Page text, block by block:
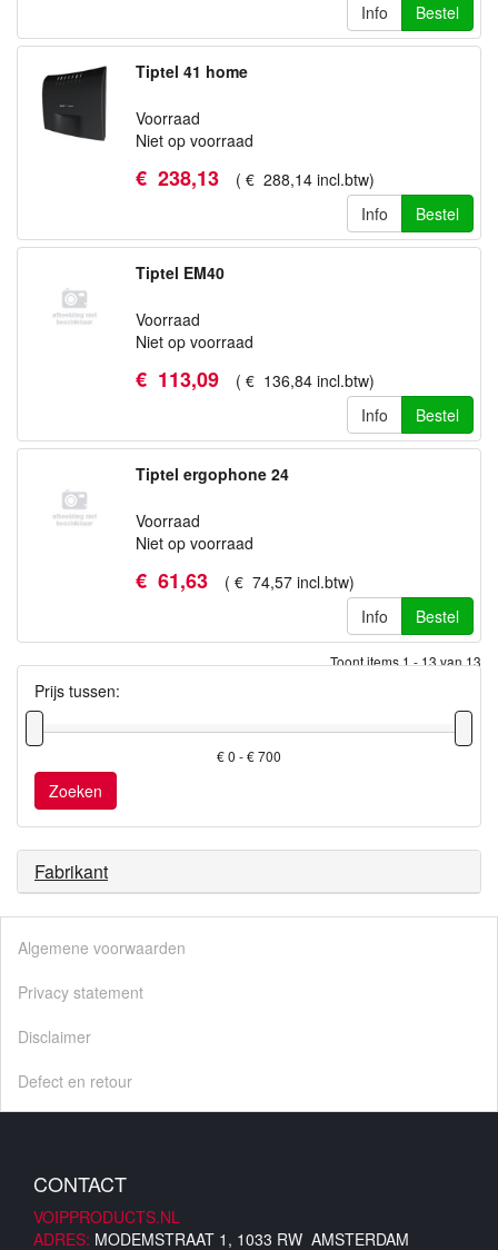
Info
Bestel
Tiptel 41 home
Voorraad
Niet op voorraad
€ 238,13 ( € 288,14 incl.btw)
Info
Bestel
Tiptel EM40
Voorraad
Niet op voorraad
€ 113,09 ( € 136,84 incl.btw)
Info
Bestel
Tiptel ergophone 24
Voorraad
Niet op voorraad
€ 61,63 ( € 74,57 incl.btw)
Info
Bestel
Toont items1 - 13van13
Prijs tussen:
€ 0 - € 700
Zoeken
Fabrikant
Algemene voorwaarden
Privacy statement
Disclaimer
Defect en retour
CONTACT
VOIPPRODUCTS.NL
ADRES: MODEMSTRAAT 1, 1033 RW AMSTERDAM